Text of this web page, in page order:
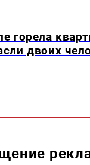
горела
двоих